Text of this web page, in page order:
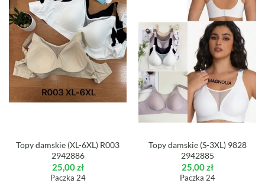
Topy damskie (XL-6XL) R003
2942886
25,00zł
Paczka 24
Topy damskie (S-3XL) 9828
2942885
25,00zł
Paczka 24